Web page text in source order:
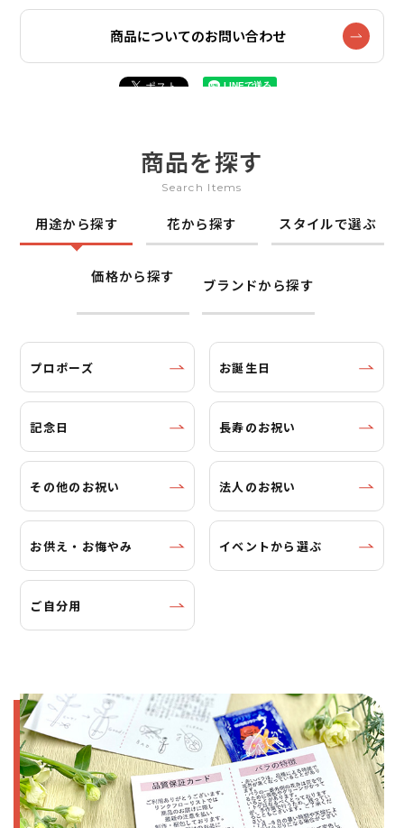
商品についてのお問い合わせ
商品を探す
Search Items
用途から探す 花から探す スタイルで選ぶ
価格から探す ブランドから探す
プロポーズ お誕生日
記念日 長寿のお祝い
その他のお祝い 法人のお祝い
お供え・お悔やみ イベントから選ぶ
ご自分用